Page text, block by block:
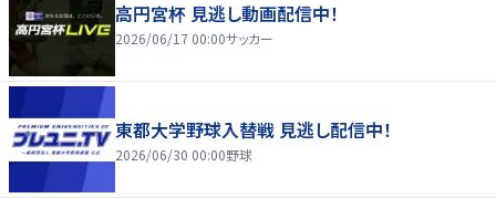
高円宮杯 見逃し動画配信中！
2026/06/17 00:00サッカー
東都大学野球入替戦 見逃し配信中！
2026/06/30 00:00野球